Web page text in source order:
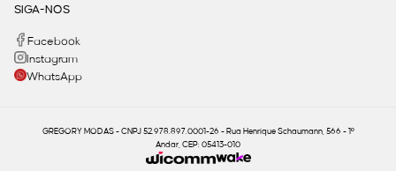
SIGA-NOS
Facebook
Instagram
WhatsApp
GREGORY MODAS - CNPJ 52.978.897.0001-26 - Rua Henrique Schaumann, 566 - 1º
Andar, CEP: 05413-010